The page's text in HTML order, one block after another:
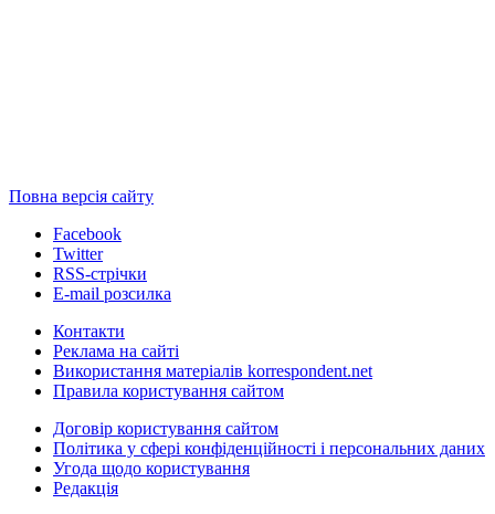
Повна версія сайту
Facebook
Twitter
RSS-стрічки
E-mail розсилка
Контакти
Реклама на сайті
Використання матеріалів korrespondent.net
Правила користування сайтом
Договір користування сайтом
Політика у сфері конфіденційності і персональних даних
Угода щодо користування
Редакція